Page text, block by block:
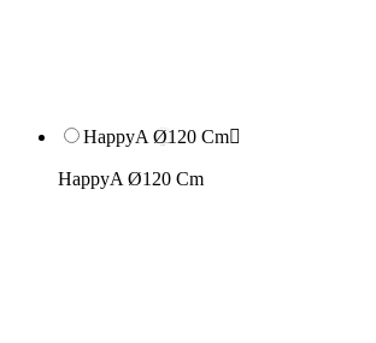
HappyA Ø120 Cm
HappyA Ø120 Cm